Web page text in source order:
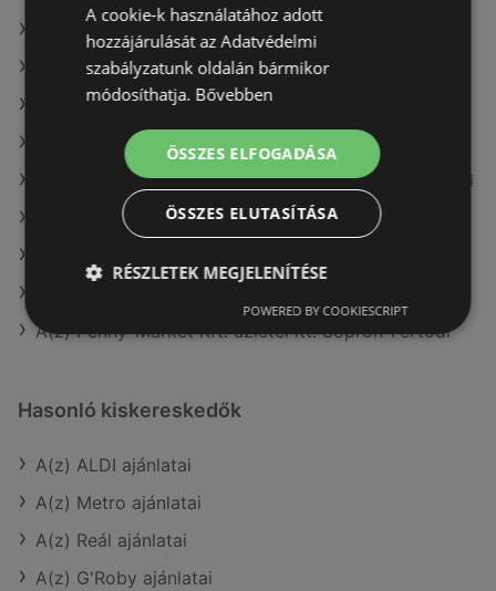
A(z) Penny-Market Kft. ajánlatai
A(z) Fressnapf-Hungária Kft. ajánlatai
A(z) Ecofamily ajánlatai
A(z) CBA aktuális akciós újságjai
A(z) Fressnapf-Hungária Kft. aktuális akciós újságjai
A(z) Metro aktuális akciós újságjai
A(z) Penny-Market Kft. üzletei itt: Sopron-Fertődi
Hasonló kiskereskedők
A(z) ALDI ajánlatai
A(z) Metro ajánlatai
A(z) Reál ajánlatai
A(z) G'Roby ajánlatai
A cookie-k használatához adott
hozzájárulását az Adatvédelmi
szabályzatunk oldalán bármikor
módosíthatja. Bővebben
ÖSSZES ELFOGADÁSA
ÖSSZES ELUTASÍTÁSA
RÉSZLETEK MEGJELENÍTÉSE
POWERED BY COOKIESCRIPT